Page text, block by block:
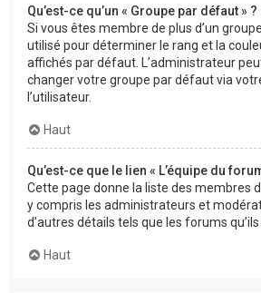
Qu’est-ce qu’un « Groupe par défaut » ?
Si vous êtes membre de plus d’un
utilisé pour déterminer le rang et la
affichés par défaut. L’administrateur
changer votre groupe par défaut via
l’utilisateur.
Haut
Qu’est-ce que le lien « L’équipe du
Cette page donne la liste des membres
y compris les administrateurs et
d’autres détails tels que les forums
Haut